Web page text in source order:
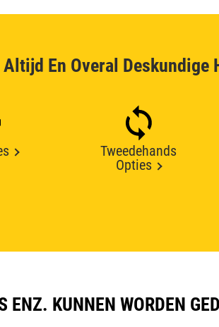
En Overal Deskundige
Tweedehands
Opties
ENZ. KUNNEN WORDEN